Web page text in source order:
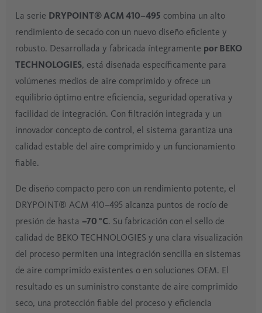
La serie DRYPOINT® ACM 410–495 combina un alto
rendimiento de secado con un nuevo diseño eficiente y
robusto. Desarrollada y fabricada íntegramente por BEKO
TECHNOLOGIES, está diseñada específicamente para
volúmenes medios de aire comprimido y ofrece un
equilibrio óptimo entre eficiencia, seguridad operativa y
facilidad de integración. Con filtración integrada y un
innovador concepto de control, el sistema garantiza una
calidad estable del aire comprimido y un funcionamiento
fiable.
De diseño compacto pero con un rendimiento potente, el
DRYPOINT® ACM 410–495 alcanza puntos de rocío de
presión de hasta –70 °C. Su fabricación con el sello de
calidad de BEKO TECHNOLOGIES y una clara visualización
del proceso permiten una integración sencilla en sistemas
de aire comprimido existentes o en soluciones OEM. El
resultado es un suministro constante de aire comprimido
seco, una protección fiable del proceso y eficiencia